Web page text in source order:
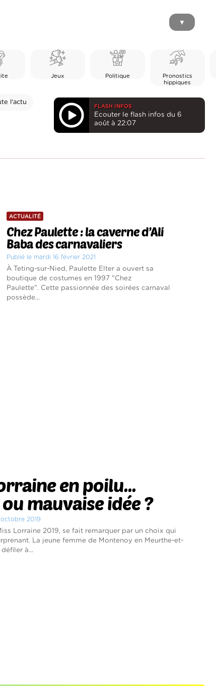
▼
Jeux Politique
Pronostics
hippiques
l'actu
FLASH INFOS
Ecouter le flash infos du 6
août à 22:07
ACTUALITÉ
Chez Paulette : la caverne d’Ali
Baba des carnavaliers
Publié le mardi 16 février 2021
À Teting-sur-Nied, Paulette Elter a ouvert sa
boutique de costumes en 1997 "Chez
Paulette". Cette passionnée des soirées carnaval
possède...
en poilu...
mauvaise idée ?
2019
Lorraine 2019, se fait remarquer par un choix qui
La jeune femme de Montenoy en Meurthe-et-
à...